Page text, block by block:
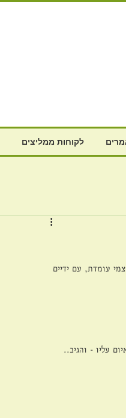
לקוחות ממליצים
עומדת, עם ידיים
עליו - והגיב..